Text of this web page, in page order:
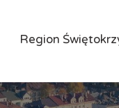
Region